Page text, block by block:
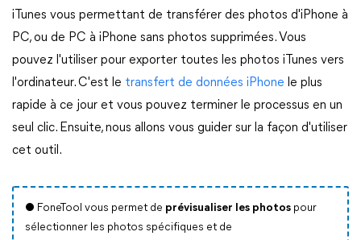
iTunes vous permettant de transférer des photos d'iPhone à
PC, ou de PC à iPhone sans photos supprimées. Vous
pouvez l'utiliser pour exporter toutes les photos iTunes vers
l'ordinateur. C'est le transfert de données iPhone le plus
rapide à ce jour et vous pouvez terminer le processus en un
seul clic. Ensuite, nous allons vous guider sur la façon d'utiliser
cet outil.
● FoneTool vous permet de prévisualiser les photos pour
sélectionner les photos spécifiques et de